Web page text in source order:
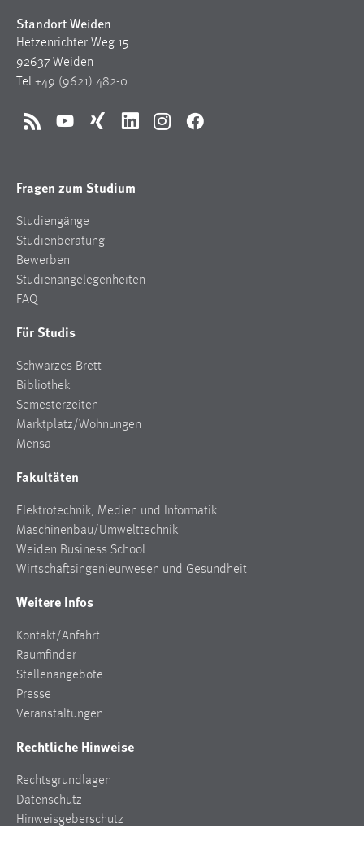
Standort Weiden
Hetzenrichter Weg 15
92637 Weiden
Tel +49 (9621) 482-0
RSS YouTubeXing LinkedInInstagramFacebook
Fragen zum Studium
Studiengänge
Studienberatung
Bewerben
Studienangelegenheiten
FAQ
Für Studis
Schwarzes Brett
Bibliothek
Semesterzeiten
Marktplatz/Wohnungen
Mensa
Fakultäten
Elektrotechnik, Medien und Informatik
Maschinenbau/Umwelttechnik
Weiden Business School
Wirtschaftsingenieurwesen und Gesundheit
Weitere Infos
Kontakt/Anfahrt
Raumfinder
Stellenangebote
Presse
Veranstaltungen
Rechtliche Hinweise
Rechtsgrundlagen
Datenschutz
Hinweisgeberschutz